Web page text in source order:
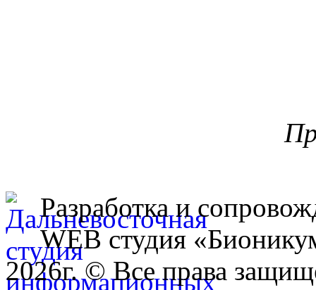
Разработка и
WEB студия
2026г. © Все права